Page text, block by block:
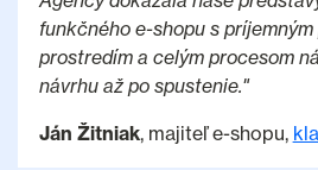
funkčného e-shopu s
prostredím a celým procesom
návrhu až po spustenie."
Ján Žitniak, majiteľ e-shopu,